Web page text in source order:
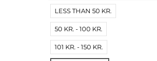
LESS THAN 50 KR.
50 KR. - 100 KR.
101 KR. - 150 KR.